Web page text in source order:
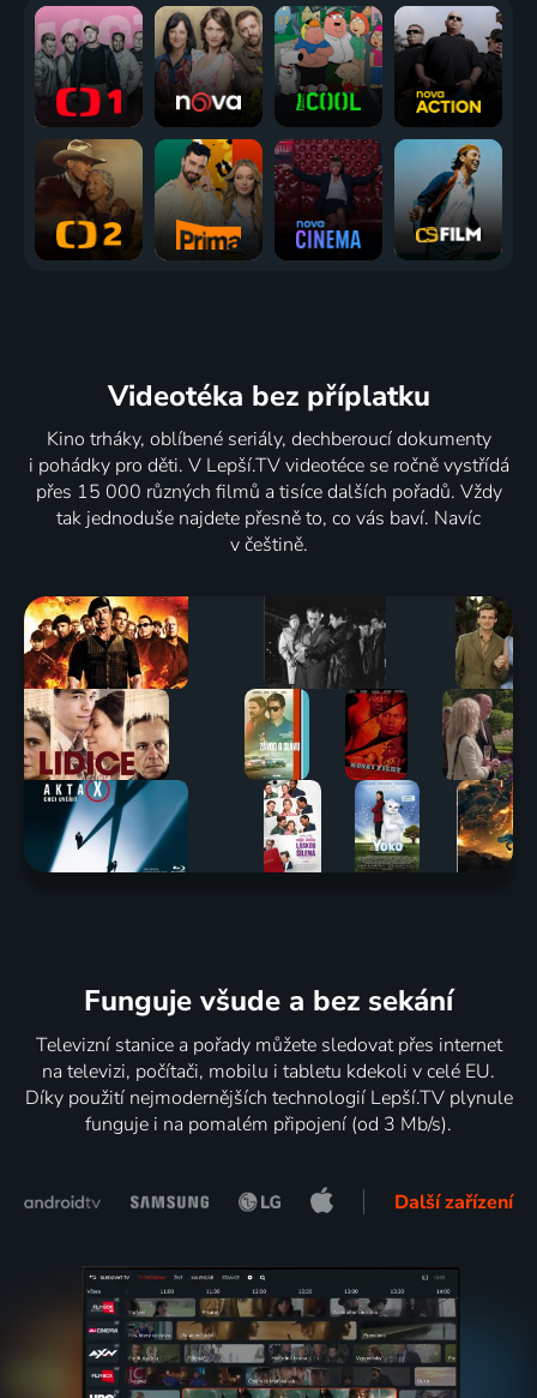
Videotéka bez příplatku
Kino trháky, oblíbené seriály, dechberoucí dokumenty
i pohádky pro děti. V Lepší.TV videotéce se ročně vystřídá
přes 15 000 různých filmů a tisíce dalších pořadů. Vždy
tak jednoduše najdete přesně to, co vás baví. Navíc
v češtině.
Funguje všude a bez sekání
Televizní stanice a pořady můžete sledovat přes internet
na televizi, počítači, mobilu i tabletu kdekoli v celé EU.
Díky použití nejmodernějších technologií Lepší.TV plynule
funguje i na pomalém připojení (od 3 Mb/s).
Další zařízení